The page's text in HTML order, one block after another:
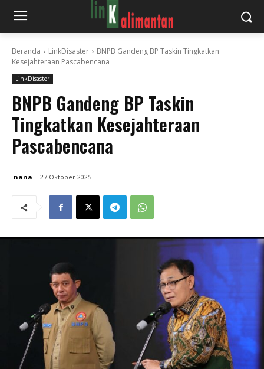
Beranda LinkDisaster
BNPB Gandeng BP Taskin Tingkatkan
Kesejahteraan Pascabencana
LinkDisaster
BNPB Gandeng BP Taskin
Tingkatkan Kesejahteraan
Pascabencana
nana 27 Oktober 2025